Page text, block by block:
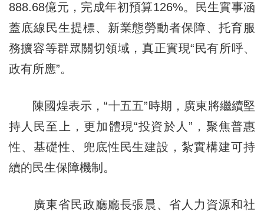
888.68億元，完成年初預算126%。民生實事涵
蓋底線民生提標、新業態勞動者保障、托育服
務擴容等群眾關切領域，真正實現“民有所呼、
政有所應”。
陳國煌表示，“十五五”時期，廣東將繼續堅
持人民至上，更加體現“投資於人”，聚焦普惠
性、基礎性、兜底性民生建設，紮實構建可持
續的民生保障機制。
廣東省民政廳廳長張晨、省人力資源和社